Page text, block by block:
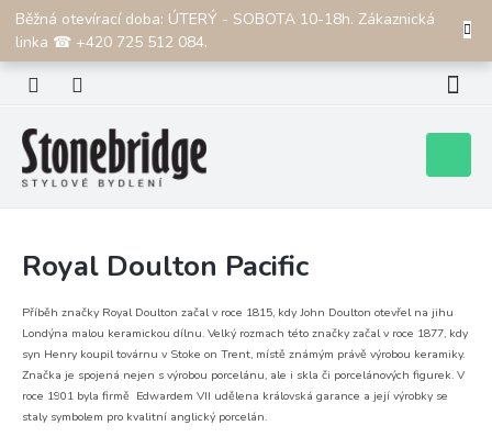
Přejít
obsah
Běžná otevírací doba: ÚTERÝ - SOBOTA 10-18h. Zákaznická
linka ☎ +420 725 512 084.
CZK
košík
Royal Doulton Pacific
Příběh značky Royal Doulton začal v roce 1815, kdy John Doulton otevřel na jihu
Londýna malou keramickou dílnu. Velký rozmach této značky začal v roce 1877, kdy
syn Henry koupil továrnu v Stoke on Trent, místě známým právě výrobou keramiky.
Značka je spojená nejen s výrobou porcelánu, ale i skla či porcelánových figurek. V
roce 1901 byla firmě Edwardem VII udělena královská garance a její výrobky se
staly symbolem pro kvalitní anglický porcelán.